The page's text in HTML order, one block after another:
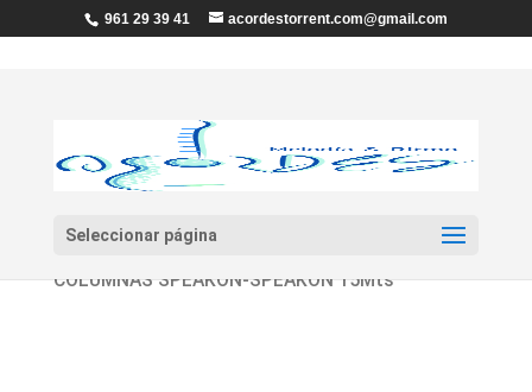
961 29 39 41 acordestorrent.com@gmail.com
Seleccionar página
Inicio/Audio /Cables
COLUMNAS SPEAKON-SPEAKON 15Mts